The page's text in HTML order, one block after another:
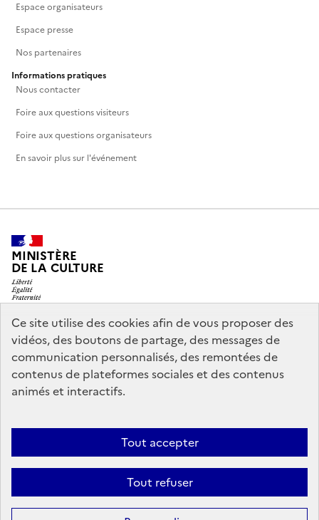
Ce site utilise des cookies afin de vous proposer des
vidéos, des boutons de partage, des messages de
communication personnalisés, des remontées de
contenus de plateformes sociales et des contenus
animés et interactifs.
Tout accepter
Tout refuser
Espace organisateurs
Espace presse
Nos partenaires
Informations pratiques
Nous contacter
Foire aux questions visiteurs
Foire aux questions organisateurs
En savoir plus sur l'événement
MINISTÈRE
DE LA CULTURE
legifrance.gouv.fr
info.gouv.fr
service-public.gouv.fr
data.gouv.fr
Mentions légales
conforme
Politique d’utilisation des témoins de connexion
Sauf mention contraire, tous les contenus de ce site sont sous